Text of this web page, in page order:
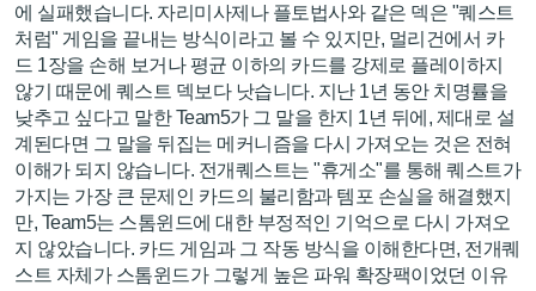
에 실패했습니다. 자리미사제나 플토법사와 같은 덱은 "퀘스트
처럼" 게임을 끝내는 방식이라고 볼 수 있지만, 멀리건에서 카
드 1장을 손해 보거나 평균 이하의 카드를 강제로 플레이하지
않기 때문에 퀘스트 덱보다 낫습니다. 지난 1년 동안 치명률을
낮추고 싶다고 말한 Team5가 그 말을 한지 1년 뒤에, 제대로 설
계된다면 그 말을 뒤집는 메커니즘을 다시 가져오는 것은 전혀
이해가 되지 않습니다. 전개퀘스트는 "휴게소"를 통해 퀘스트가
가지는 가장 큰 문제인 카드의 불리함과 템포 손실을 해결했지
만, Team5는 스톰윈드에 대한 부정적인 기억으로 다시 가져오
지 않았습니다. 카드 게임과 그 작동 방식을 이해한다면, 전개퀘
스트 자체가 스톰윈드가 그렇게 높은 파워 확장팩이었던 이유